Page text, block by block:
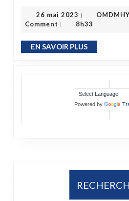
26 mai 2023 26 mai 2023
|
Comment | 8h33
EN SAVOIR PLUSEN SAVOIR PLUS
Powered by